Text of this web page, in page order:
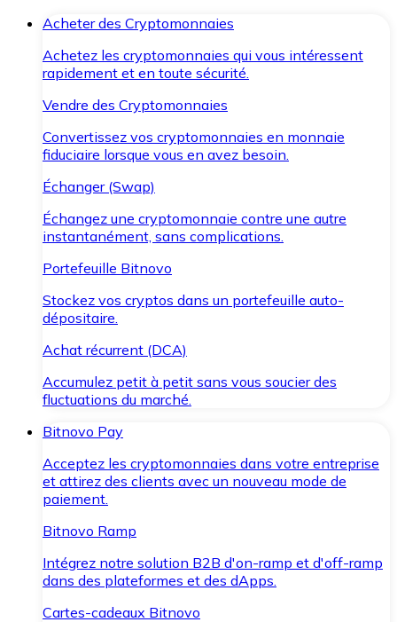
Acheter des Cryptomonnaies
Achetez les cryptomonnaies qui vous intéressent
rapidement et en toute sécurité.
Vendre des Cryptomonnaies
Convertissez vos cryptomonnaies en monnaie
fiduciaire lorsque vous en avez besoin.
Échanger (Swap)
Échangez une cryptomonnaie contre une autre
instantanément, sans complications.
Portefeuille Bitnovo
Stockez vos cryptos dans un portefeuille auto-
dépositaire.
Achat récurrent (DCA)
Accumulez petit à petit sans vous soucier des
fluctuations du marché.
Bitnovo Pay
Acceptez les cryptomonnaies dans votre entreprise
et attirez des clients avec un nouveau mode de
paiement.
Bitnovo Ramp
Intégrez notre solution B2B d'on-ramp et d'off-ramp
dans des plateformes et des dApps.
Cartes-cadeaux Bitnovo